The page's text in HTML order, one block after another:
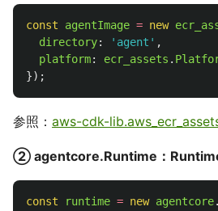
const agentImage = new
directory: ' agent ' ,
platform: ecr_assets .
});
参照： aws-cdk-
② agentcore.Runtime：
const runtime = new agentcore.